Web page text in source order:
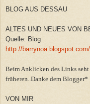
BLOG AUS DESSAU
ALTES UND NEUES VON
Quelle: Blog
http://
Beim Anklicken des Links
früheren..Danke dem Blogger*
VON MIR